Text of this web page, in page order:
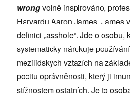
wrongvolně inspirováno,
Harvardu Aaron James. James
definici „asshole“. Jde o osobu,
systematicky nárokuje
mezilidských vztazích na
pocitu oprávněnosti, který ji
stížnostem ostatních. Je to